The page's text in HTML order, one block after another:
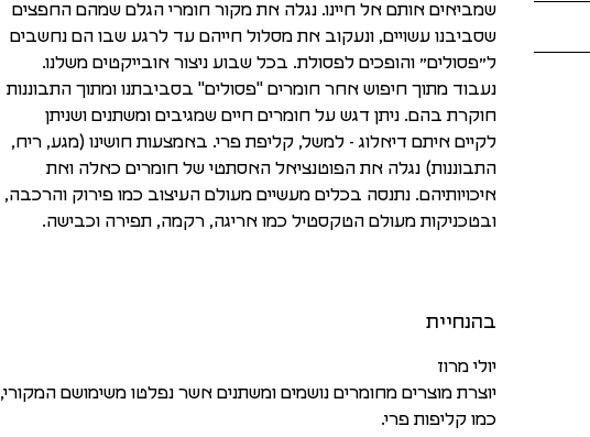
שמביאים אותם אל חיינו. נגלה את מקור חומרי הגלם שמהם החפצים
שסביבנו עשויים, ונעקוב את מסלול חייהם עד לרגע שבו הם נחשבים
ל״פסולים״ והופכים לפסולת. בכל שבוע ניצור אובייקטים משלנו.
נעבוד מתוך חיפוש אחר חומרים "פסולים" בסביבתנו ומתוך התבוננות
חוקרת בהם. ניתן דגש על חומרים חיים שמגיבים ומשתנים ושניתן
לקיים איתם דיאלוג - למשל, קליפת פרי. באמצעות חושינו (מגע, ריח,
התבוננות) נגלה את הפוטנציאל האסתטי של חומרים כאלה ואת
איכויותיהם. נתנסה בכלים מעשיים מעולם העיצוב כמו פירוק והרכבה,
ובטכניקות מעולם הטקסטיל כמו אריגה, רקמה, תפירה וכבישה.
בהנחיית
יולי מרוז
יוצרת מוצרים מחומרים נושמים ומשתנים אשר נפלטו משימושם המקורי,
כמו קליפות פרי.